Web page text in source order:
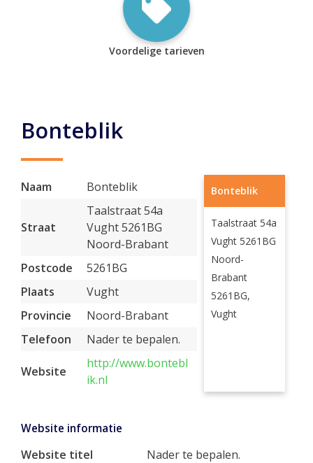
Voordelige tarieven
Bonteblik
Naam Bonteblik
Straat
Taalstraat 54a
Vught 5261BG
Noord-Brabant
Postcode
5261BG
Plaats
Vught
Provincie
Noord-Brabant
Telefoon
Nader te bepalen.
Website
http://www.bontebl
ik.nl
Bonteblik
Taalstraat 54a
Vught 5261BG
Noord-
Brabant
5261BG,
Vught
Website informatie
Website titel
Nader te bepalen.